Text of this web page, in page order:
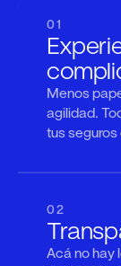
01
Menos
agilidad.
tus seguros
02
Acá no hay